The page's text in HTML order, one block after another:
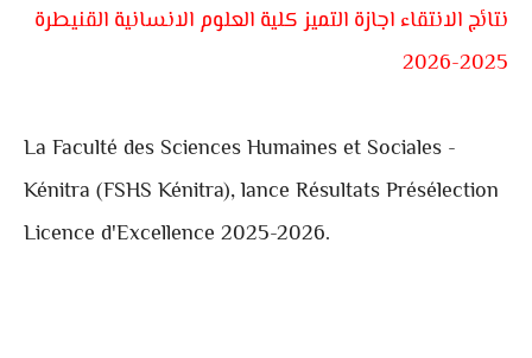
نتائج الانتقاء اجازة التميز كلية العلوم الانسانية القنيطرة
2025-2026
La Faculté des Sciences Humaines et Sociales -
Kénitra (FSHS Kénitra), lance Résultats Présélection
Licence d'Excellence 2025-2026.